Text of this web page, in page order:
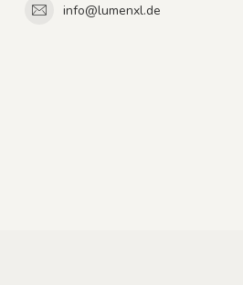
info@lumenxl.de